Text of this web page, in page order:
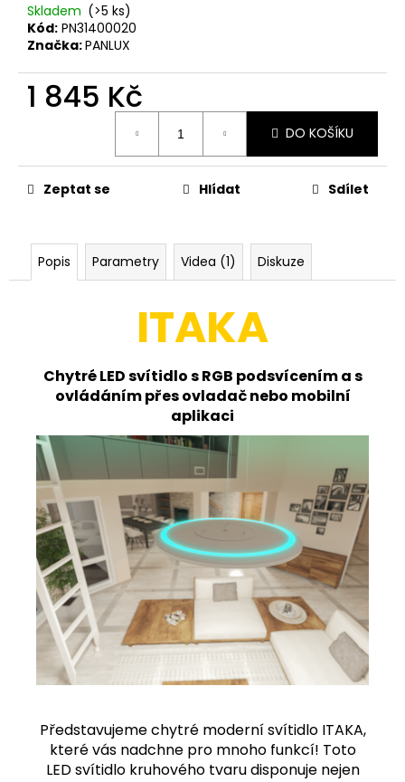
Skladem (>5 ks)
Kód: PN31400020
Značka:PANLUX
1 845 Kč
DO KOŠÍKU
Zeptat se Hlídat Sdílet
Popis Parametry Videa (1) Diskuze
ITAKA
Chytré LED svítidlo s RGB podsvícením a s
ovládáním přes ovladač nebo mobilní
aplikaci
Představujeme chytré moderní svítidlo ITAKA,
které vás nadchne pro mnoho funkcí! Toto
LED svítidlo kruhového tvaru disponuje nejen
VENKOVNÍ
NÁSTĚNNÉ
LED
SVÍTIDLO
BLOCO
945
Kč
Původně:
Kč